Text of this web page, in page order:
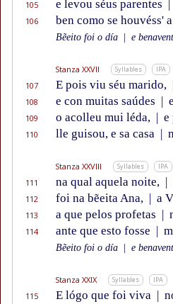
105 e levou séus parentes |
106 ben como se houvéss' a
Bẽeito foi o día e
Stanza XXVII Syllables IPA
107 E pois viu séu marido,
108 e con muitas saúdes |
109 o acolleu mui léda, | e
110 lle guisou, e sa casa |
Stanza XXVIII Syllables IPA
111 na qual aquela noite, |
112 foi na bẽeita Ana, | a
113 a que pelos profetas |
114 ante que esto fosse |
Bẽeito foi o día e
Stanza XXIX Syllables IPA
115 E lógo que foi viva |